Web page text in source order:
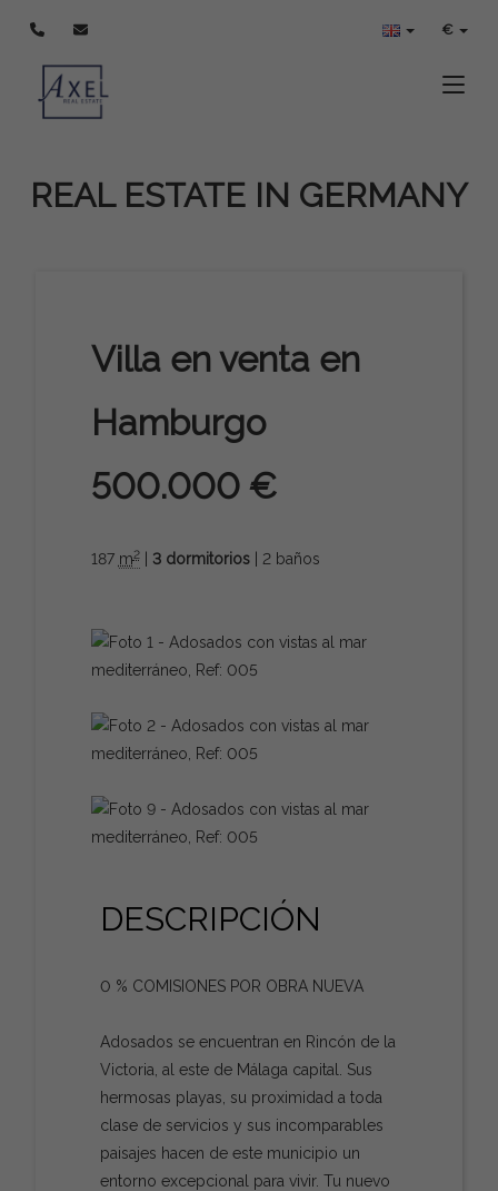
€
REAL ESTATE IN GERMANY
Villa en venta en
Hamburgo
500.000 €
187 m2| 3 dormitorios| 2 baños
DESCRIPCIÓN
0 % COMISIONES POR OBRA NUEVA
Adosados se encuentran en Rincón de la
Victoria, al este de Málaga capital. Sus
hermosas playas, su proximidad a toda
clase de servicios y sus incomparables
paisajes hacen de este municipio un
entorno excepcional para vivir. Tu nuevo